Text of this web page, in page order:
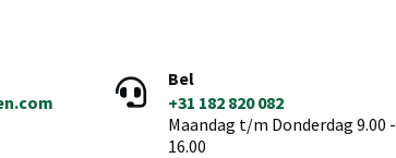
Bel
+31 182 820 082
Maandag t/m Donderdag 9.00 -
16.00